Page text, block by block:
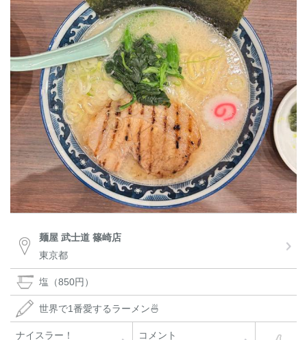
麺屋 武士道 篠崎店
東京都
塩（850円）
世界で1番愛するラーメン🍜
ナイスラー！ コメント